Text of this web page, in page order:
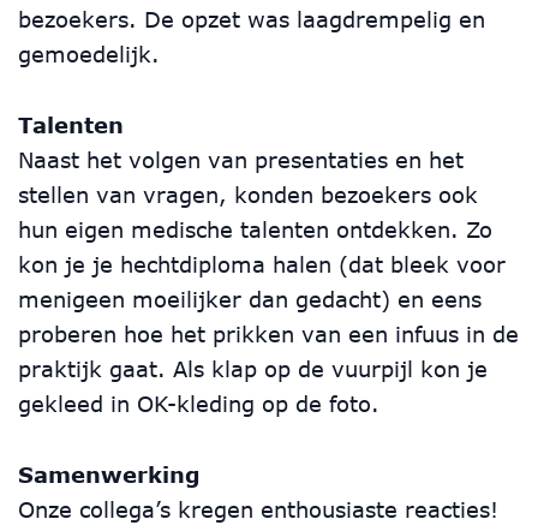
bezoekers. De opzet was laagdrempelig en
gemoedelijk.
Talenten
Naast het volgen van presentaties en het
stellen van vragen, konden bezoekers ook
hun eigen medische talenten ontdekken. Zo
kon je je hechtdiploma halen (dat bleek voor
menigeen moeilijker dan gedacht) en eens
proberen hoe het prikken van een infuus in de
praktijk gaat. Als klap op de vuurpijl kon je
gekleed in OK-kleding op de foto.
Samenwerking
Onze collega’s kregen enthousiaste reacties!